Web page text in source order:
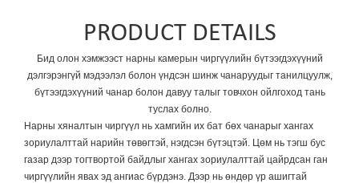
PRODUCT DETAILS
Бид олон хэмжээст нарны камерын чиргүүлийн бүтээгдэхүүний
дэлгэрэнгүй мэдээлэл болон үндсэн шинж чанаруудыг танилцуулж,
бүтээгдэхүүний чанар болон давуу талыг товчхон ойлгоход тань
туслах болно.
Нарны хяналтын чиргүүл нь хамгийн их бат бөх чанарыг хангах
зориулалттай нарийн төвөгтэй, нэгдсэн бүтэцтэй. Цөм нь тэгш бус
газар дээр тогтвортой байдлыг хангах зориулалттай цайрдсан ган
чиргүүлийн явах эд ангиас бүрдэнэ. Дээр нь өндөр үр ашигтай